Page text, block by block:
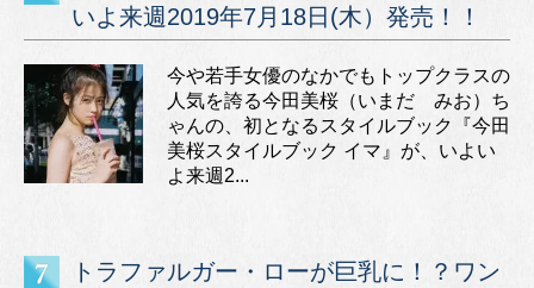
いよ来週2019年7月18日(木）発売！！
今や若手女優のなかでもトップクラスの
人気を誇る今田美桜（いまだ みお）ち
ゃんの、初となるスタイルブック『今田
美桜スタイルブック イマ』が、いよい
よ来週2...
トラファルガー・ローが巨乳に！？ワン